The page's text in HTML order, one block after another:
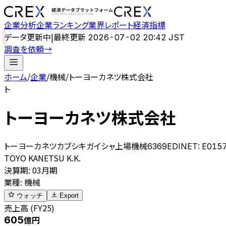
企業分析企業ランキング業界レポート経済指標
データ更新中|最終更新 2026-07-02 20:42 JST
調査を依頼→
ホーム/企業/機械/トーヨーカネツ株式会社
ト
トーヨーカネツ株式会社
トーヨーカネツカブシキガイシャ 上場機械6369EDINET:
TOYO KANETSU K.K.
決算期: 03月期
業種: 機械
ウォッチ Export
売上高 (FY25)
605億円